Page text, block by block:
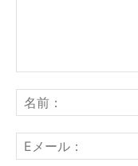
ン
ト：